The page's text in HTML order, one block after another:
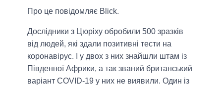
Про це повідомляє Blick.
Дослідники з Цюріху обробили 500 зразків
від людей, які здали позитивні тести на
коронавірус. І у двох з них знайшли штам із
Південної Африки, а так званий британський
варіант COVID-19 у них не виявили. Один із